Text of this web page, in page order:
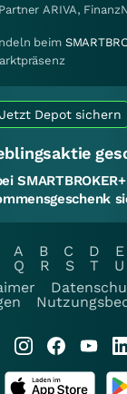
ARIVA,
beim
Jetzt Depot sichern
A B C D E
Q R S T U